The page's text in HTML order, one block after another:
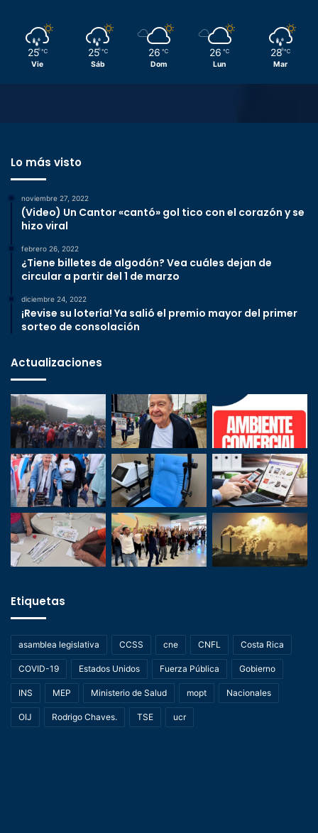
25 ℃
Vie
25 ℃
Sáb
26 ℃
Dom
26 ℃
Lun
28 ℃
Mar
Lo más visto
noviembre 27, 2022
(Video) Un Cantor «cantó» gol tico con el corazón y se
hizo viral
febrero 26, 2022
¿Tiene billetes de algodón? Vea cuáles dejan de
circular a partir del 1 de marzo
diciembre 24, 2022
¡Revise su lotería! Ya salió el premio mayor del primer
sorteo de consolación
Actualizaciones
Etiquetas
asamblea legislativa CCSS cne CNFL Costa Rica
COVID-19 Estados Unidos Fuerza Pública Gobierno
INS MEP Ministerio de Salud mopt Nacionales
OIJ Rodrigo Chaves. TSE ucr